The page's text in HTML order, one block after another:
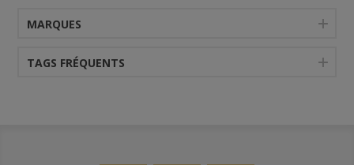
MARQUES
TAGS FRÉQUENTS